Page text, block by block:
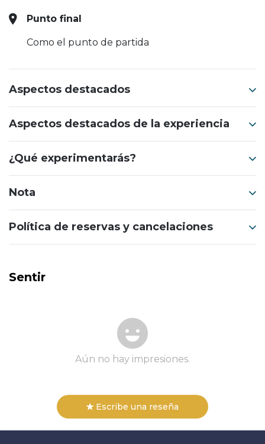
Punto final
Como el punto de partida
Aspectos destacados
Aspectos destacados de la experiencia
¿Qué experimentarás?
Nota
Política de reservas y cancelaciones
Sentir
Aún no hay impresiones.
Escribe una reseña